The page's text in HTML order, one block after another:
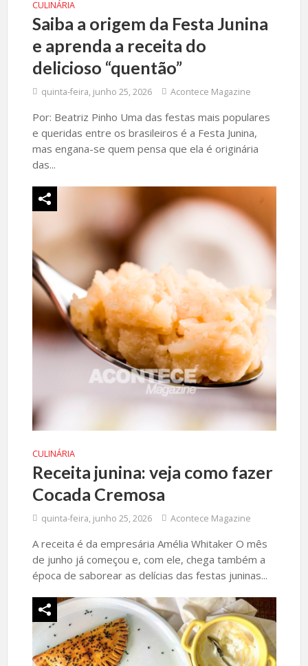
CULINÁRIA
Saiba a origem da Festa Junina
e aprenda a receita do
delicioso “quentão”
quinta-feira, junho 25, 2026 Acontece Magazine
Por: Beatriz Pinho Uma das festas mais populares
e queridas entre os brasileiros é a Festa Junina,
mas engana-se quem pensa que ela é originária
das...
CULINÁRIA
Receita junina: veja como fazer
Cocada Cremosa
quinta-feira, junho 25, 2026 Acontece Magazine
A receita é da empresária Amélia Whitaker O mês
de junho já começou e, com ele, chega também a
época de saborear as delícias das festas juninas...